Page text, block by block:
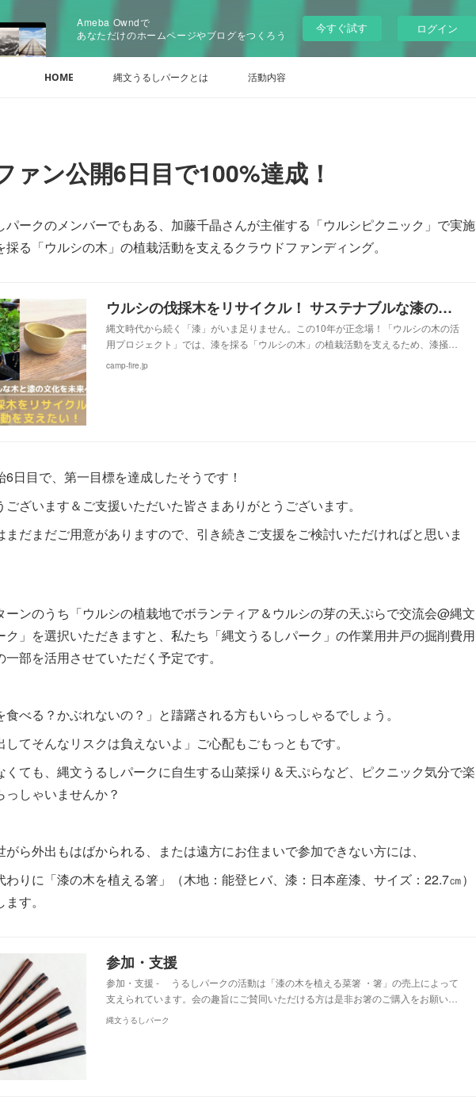
Ameba Owndで
あなただけのホームページやブログをつくろう
今すぐ試す ログイン
HOME 縄文うるしパークとは 活動内容
ァン公開6日目で100%達成！
パークのメンバーでもある、加藤千晶さんが主催する「ウルシピクニック」で実施
採る「ウルシの木」の植栽活動を支えるクラウドファンディング。
ウルシの伐採木をリサイクル！ サステナブルな漆の文化を未来へ繋げたい！
縄文時代から続く「漆」がいま足りません。この10年が正念場！「ウルシの木の活
用プロジェクト」では、漆を採る「ウルシの木」の植栽活動を支えるため、漆掻…
camp-fire.jp
6日目で、第一目標を達成したそうです！
ございます＆ご支援いただいた皆さまありがとうございます。
まだまだご用意がありますので、引き続きご支援をご検討いただければと思いま
ーンのうち「ウルシの植栽地でボランティア＆ウルシの芽の天ぷらで交流会@縄文
ク」を選択いただきますと、私たち「縄文うるしパーク」の作業用井戸の掘削費用
一部を活用させていただく予定です。
食べる？かぶれないの？」と躊躇される方もいらっしゃるでしょう。
してそんなリスクは負えないよ」ご心配もごもっともです。
くても、縄文うるしパークに自生する山菜採り＆天ぷらなど、ピクニック気分で楽
っしゃいませんか？
がら外出もはばかられる、または遠方にお住まいで参加できない方には、
わりに「漆の木を植える箸」（木地：能登ヒバ、漆：日本産漆、サイズ：22.7㎝）
す。
参加・支援
参加・支援 - うるしパークの活動は「漆の木を植える菜箸 ・箸」の売上によって
支えられています。会の趣旨にご賛同いただける方は是非お箸のご購入をお願い…
縄文うるしパーク